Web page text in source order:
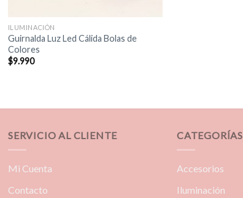
ILUMINACIÓN
Guirnalda Luz Led Cálida Bolas de
Colores
$9.990
SERVICIO AL CLIENTE
Mi Cuenta
Contacto
CATEGORÍAS
Accesorios
Iluminación